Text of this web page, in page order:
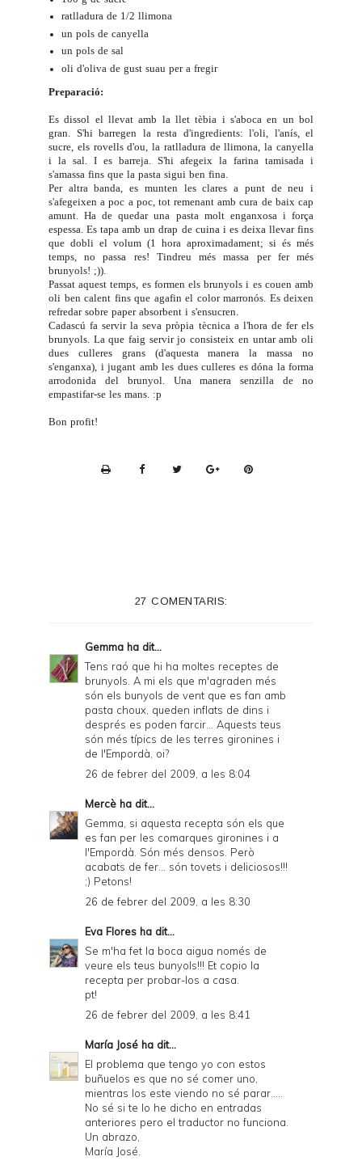
ratlladura de 1/2 llimona
un pols de canyella
un pols de sal
oli d'oliva de gust suau per a fregir
Preparació:
Es dissol el llevat amb la llet tèbia i s'aboca en un bol
gran. S'hi barregen la resta d'ingredients: l'oli, l'anís, el
sucre, els rovells d'ou, la ratlladura de llimona, la canyella
i la sal. I es barreja. S'hi afegeix la farina tamisada i
s'amassa fins que la pasta sigui ben fina.
Per altra banda, es munten les clares a punt de neu i
s'afegeixen a poc a poc, tot remenant amb cura de baix cap
amunt. Ha de quedar una pasta molt enganxosa i força
espessa. Es tapa amb un drap de cuina i es deixa llevar fins
que dobli el volum (1 hora aproximadament; si és més
temps, no passa res! Tindreu més massa per fer més
brunyols! ;)).
Passat aquest temps, es formen els brunyols i es couen amb
oli ben calent fins que agafin el color marronós. Es deixen
refredar sobre paper absorbent i s'ensucren.
Cadascú fa servir la seva pròpia tècnica a l'hora de fer els
brunyols. La que faig servir jo consisteix en untar amb oli
dues culleres grans (d'aquesta manera la massa no
s'enganxa), i jugant amb les dues culleres es dóna la forma
arrodonida del brunyol. Una manera senzilla de no
empastifar-se les mans. :p
Bon profit!
r
i
e
d
l
y
a
n
d
P
D
F
27 COMENTARIS:
Gemma ha dit...
Tens raó que hi ha moltes receptes de
brunyols. A mi els que m'agraden més
són els bunyols de vent que es fan amb
pasta choux, queden inflats de dins i
després es poden farcir... Aquests teus
són més típics de les terres gironines i
de l'Empordà, oi?
26 de febrer del 2009, a les 8:04
Mercè ha dit...
Gemma, si aquesta recepta són els que
es fan per les comarques gironines i a
l'Empordà. Són més densos. Però
acabats de fer... són tovets i deliciosos!!!
;) Petons!
26 de febrer del 2009, a les 8:30
Eva Flores ha dit...
Se m'ha fet la boca aigua només de
veure els teus bunyols!!! Et copio la
recepta per probar-los a casa.
pt!
26 de febrer del 2009, a les 8:41
María José ha dit...
El problema que tengo yo con estos
buñuelos es que no sé comer uno,
mientras los este viendo no sé parar.....
No sé si te lo he dicho en entradas
anteriores pero el traductor no funciona.
Un abrazo,
María José.